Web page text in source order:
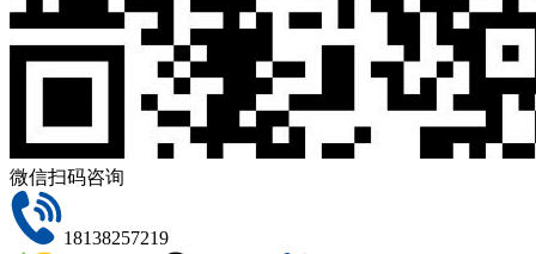
微信扫码咨询
18138257219